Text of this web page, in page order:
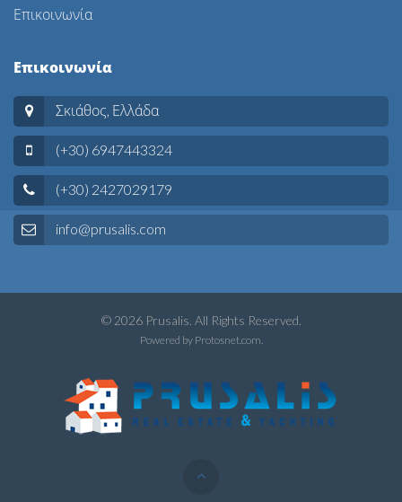
Επικοινωνία
Επικοινωνία
Σκιάθος, Ελλάδα
(+30) 6947443324
(+30) 2427029179
info@prusalis.com
© 2026 Prusalis. All Rights Reserved.
Powered by Protosnet.com.